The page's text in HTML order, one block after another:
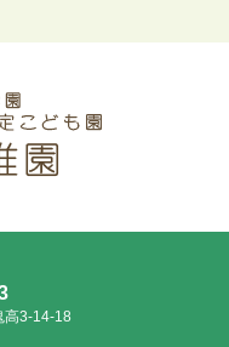
高3-14-18